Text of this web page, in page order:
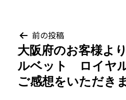
投
稿
ナ
前の投稿
大阪府のお客様よ
ルベット ロイヤ
ご感想をいただき